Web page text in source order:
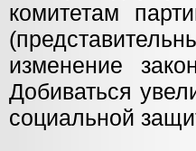
комитетам
изменение
Добиваться
социальной